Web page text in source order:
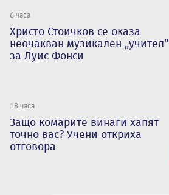
6 часа
Христо Стоичков се оказа
неочакван музикален „учител“
за Луис Фонси
18 часа
Защо комарите винаги хапят
точно вас? Учени откриха
отговора